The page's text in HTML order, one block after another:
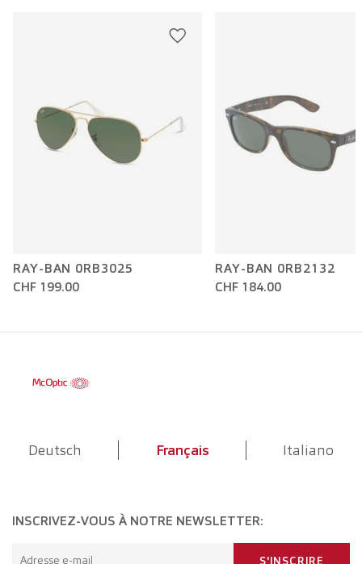
RAY-BAN 0RB3025
CHF 199.00
RAY-BAN 0RB2132
CHF 184.00
Deutsch Français Italiano
INSCRIVEZ-VOUS À NOTRE NEWSLETTER:
Adresse e-mail S'INSCRIRE